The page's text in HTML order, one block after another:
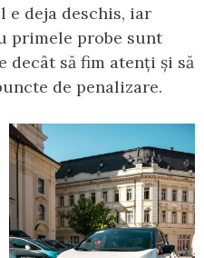
e deja deschis, iar
primele probe sunt
decât să fim atenți și să
de penalizare.